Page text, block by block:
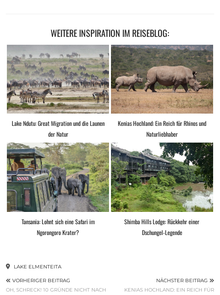
WEITERE INSPIRATION IM REISEBLOG:
Lake Ndutu: Great Migration und die Launen
der Natur
Kenias Hochland: Ein Reich für Rhinos und
Naturliebhaber
Tansania: Lohnt sich eine Safari im
Ngorongoro Krater?
Shimba Hills Lodge: Rückkehr einer
Dschungel-Legende
LAKE ELMENTEITA
VORHERIGER BEITRAG
OH, SCHRECK! 10 GRÜNDE NICHT NACH
NÄCHSTER BEITRAG
KENIAS HOCHLAND: EIN REICH FÜR